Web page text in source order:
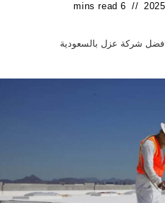
6 mins read
افضل شركة عزل بالسعودية